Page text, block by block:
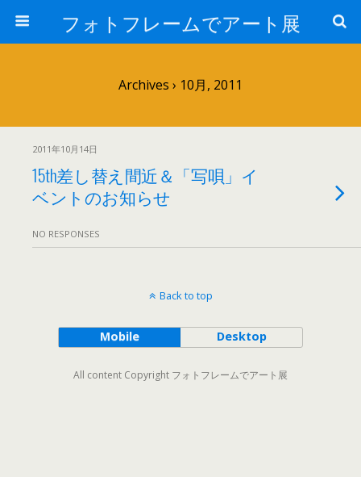
フォトフレームでアート展
Archives › 10月, 2011
2011年10月14日
15th差し替え間近＆「写唄」イ
ベントのお知らせ
NO RESPONSES
Back to top
Mobile Desktop
All content Copyright フォトフレームでアート展